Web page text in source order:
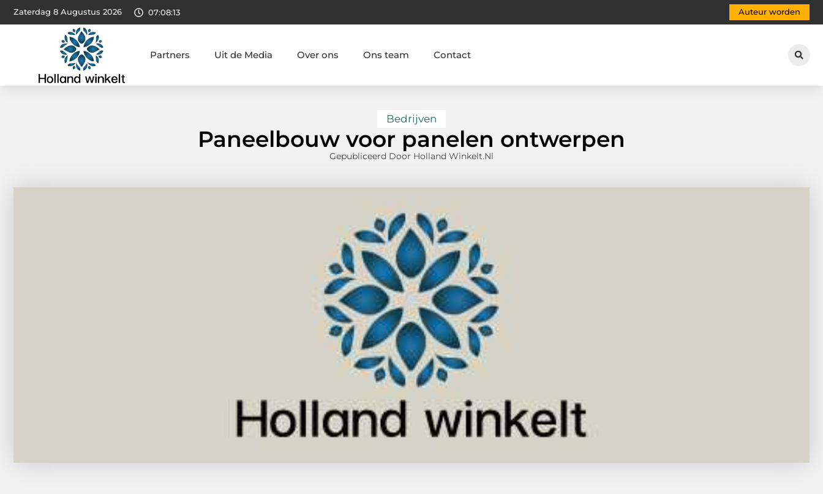
Zaterdag 8 Augustus 2026 07:08:14 Auteur worden
Partners Uit de Media Over ons Ons team Contact
Bedrijven
Paneelbouw voor panelen ontwerpen
Gepubliceerd Door Holland Winkelt.nl